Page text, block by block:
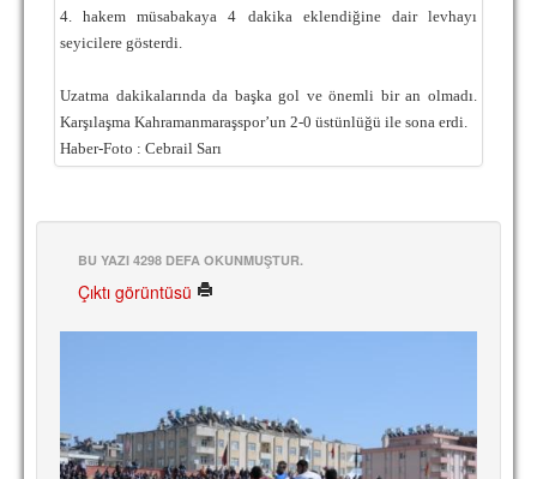
4. hakem müsabakaya 4 dakika eklendiğine dair levhayı
seyicilere gösterdi.
Uzatma dakikalarında da başka gol ve önemli bir an olmadı.
Karşılaşma Kahramanmaraşspor’un 2-0 üstünlüğü ile sona erdi.
Haber-Foto : Cebrail Sarı
BU YAZI 4298 DEFA OKUNMUŞTUR.
Çıktı görüntüsü